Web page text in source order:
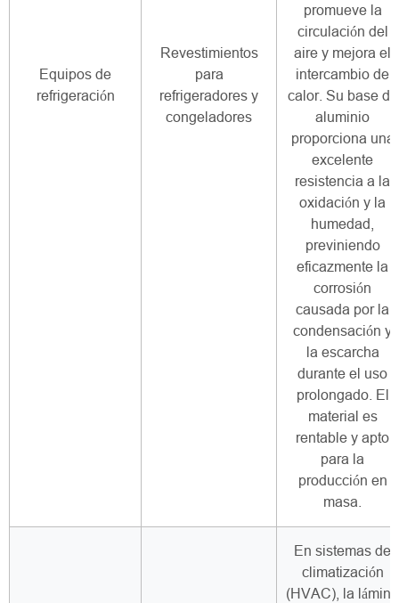
Equipos de
refrigeración
Revestimientos
para
refrigeradores y
congeladores
promueve la
circulación del
aire y mejora el
intercambio de
calor. Su base de
aluminio
proporciona una
excelente
resistencia a la
oxidación y la
humedad,
previniendo
eficazmente la
corrosión
causada por la
condensación y
la escarcha
durante el uso
prolongado. El
material es
rentable y apto
para la
producción en
masa.
En sistemas de
climatización
(HVAC), la lámina